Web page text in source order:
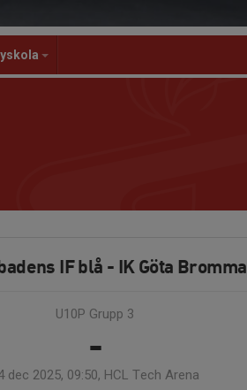
IF blå - IK Göta Bromma
U10P Grupp 3
-
dec 2025, 09:50, HCL Tech Arena